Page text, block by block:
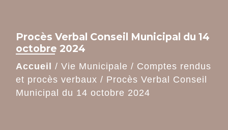
Procès Verbal Conseil Municipal du 14
octobre 2024
Accueil / Vie Municipale / Comptes rendus
et procès verbaux / Procès Verbal Conseil
Municipal du 14 octobre 2024